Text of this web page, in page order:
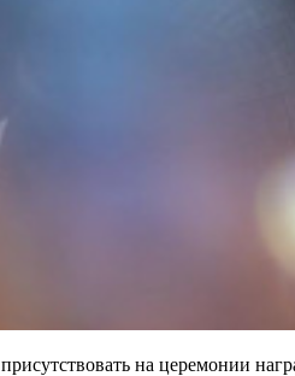
на церемонии